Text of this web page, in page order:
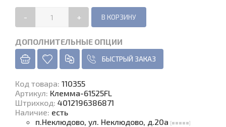
- +
ДОПОЛНИТЕЛЬНЫЕ ОПЦИИ
БЫСТРЫЙ ЗАКАЗ
Код товара: 110355
Артикул: Клемма-61525FL
Штрихкод: 4012196386871
Наличие: есть
п.Неклюдово, ул. Неклюдово, д.20а